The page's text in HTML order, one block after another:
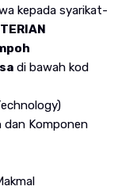
kepada syarikat-
di bawah kod
dan Komponen